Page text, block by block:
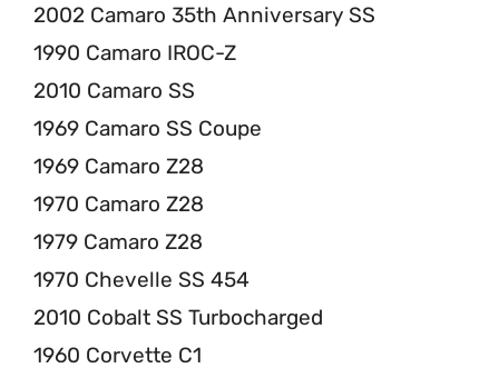
2002 Camaro 35th Anniversary SS
1990 Camaro IROC-Z
2010 Camaro SS
1969 Camaro SS Coupe
1969 Camaro Z28
1970 Camaro Z28
1979 Camaro Z28
1970 Chevelle SS 454
2010 Cobalt SS Turbocharged
1960 Corvette C1